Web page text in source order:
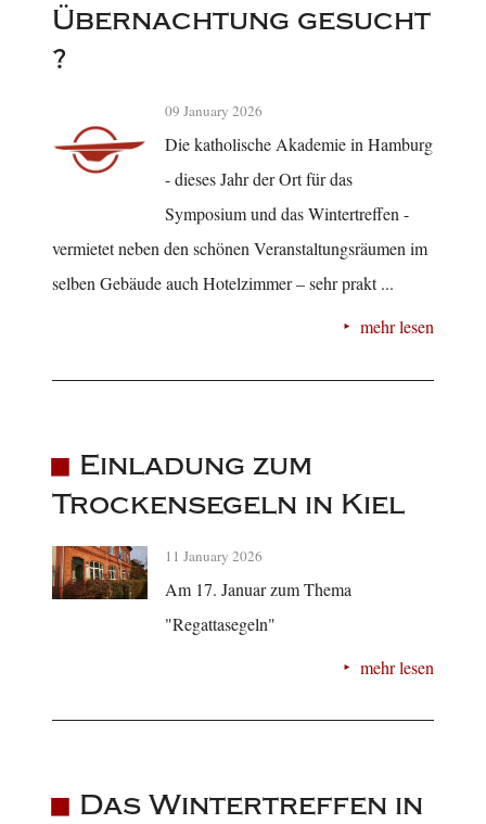
Übernachtung gesucht
?
09 January 2026
Die katholische Akademie in Hamburg
- dieses Jahr der Ort für das
Symposium und das Wintertreffen -
vermietet neben den schönen Veranstaltungsräumen im
selben Gebäude auch Hotelzimmer – sehr prakt ...
mehr lesen
Einladung zum
Trockensegeln in Kiel
11 January 2026
Am 17. Januar zum Thema
"Regattasegeln"
mehr lesen
Das Wintertreffen in